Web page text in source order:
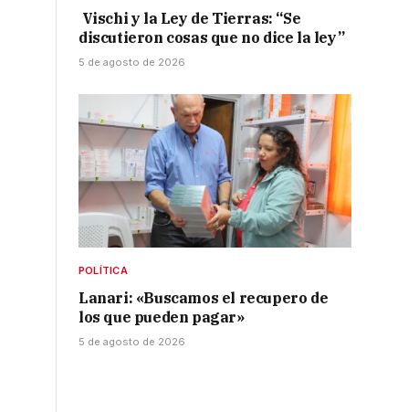
Vischi y la Ley de Tierras: “Se
discutieron cosas que no dice la ley”
5 de agosto de 2026
POLÍTICA
Lanari: «Buscamos el recupero de
los que pueden pagar»
5 de agosto de 2026